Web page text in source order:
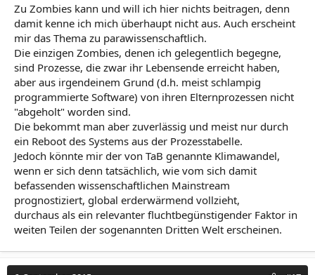
Zu Zombies kann und will ich hier nichts beitragen, denn
damit kenne ich mich überhaupt nicht aus. Auch erscheint
mir das Thema zu parawissenschaftlich.
Die einzigen Zombies, denen ich gelegentlich begegne,
sind Prozesse, die zwar ihr Lebensende erreicht haben,
aber aus irgendeinem Grund (d.h. meist schlampig
programmierte Software) von ihren Elternprozessen nicht
"abgeholt" worden sind.
Die bekommt man aber zuverlässig und meist nur durch
ein Reboot des Systems aus der Prozesstabelle.
Jedoch könnte mir der von TaB genannte Klimawandel,
wenn er sich denn tatsächlich, wie vom sich damit
befassenden wissenschaftlichen Mainstream
prognostiziert, global erderwärmend vollzieht,
durchaus als ein relevanter fluchtbegünstigender Faktor in
weiten Teilen der sogenannten Dritten Welt erscheinen.